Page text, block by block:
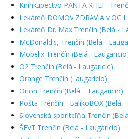
Kníhkupectvo PANTA RHEI -
Lekáreň DOMOV ZDRAVIA v OC
Lekáreň Dr. Max Trenčín (Belá -
McDonald's, Trenčín (Belá -
Möbelix Trenčín (Belá - Laugaricio)
O2 Trenčín (Belá - Laugaricio)
Orange Trenčín (Laugaricio)
Orion Trenčín (Belá – Laugaricio)
Pošta Trenčín - BalíkoBOX (Belá -
Slovenská sporiteľňa Trenčín
ŠEVT Trenčín (Belá - Laugaricio)